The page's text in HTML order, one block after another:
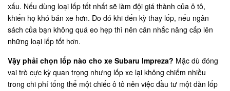
xấu. Nếu dùng loại lốp tốt nhất sẽ làm đội giá thành của ô tô,
khiến họ khó bán xe hơn. Do đó khi đến kỳ thay lốp, nếu ngân
sách của bạn không quá eo hẹp thì nên cân nhắc nâng cấp lên
những loại lốp tốt hơn.
Vậy phải chọn lốp nào cho xe Subaru Impreza? Mặc dù đóng
vai trò cực kỳ quan trọng nhưng lốp xe lại không chiếm nhiều
trong chi phí tổng thể một chiếc ô tô nên việc đầu tư một dàn lốp